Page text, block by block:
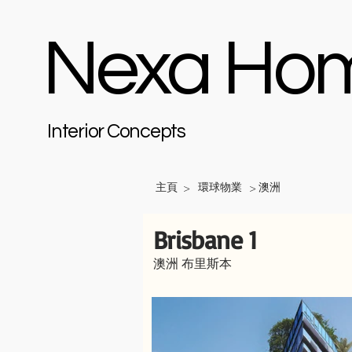
Nexa
Interior Concepts
主頁 > 環球物業 >澳洲
Brisbane 1
澳洲 布里斯本